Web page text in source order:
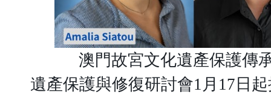
澳門故宮文化遺產保護傳承
遺產保護與修復研討會1 月 17 日